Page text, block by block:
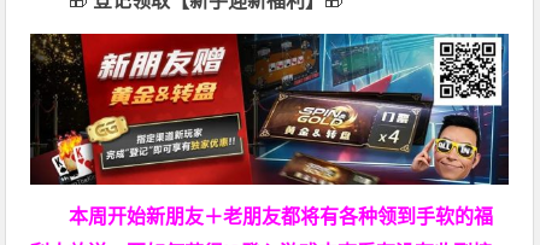
本周开始新朋友＋老朋友都将有各种领到手软的福